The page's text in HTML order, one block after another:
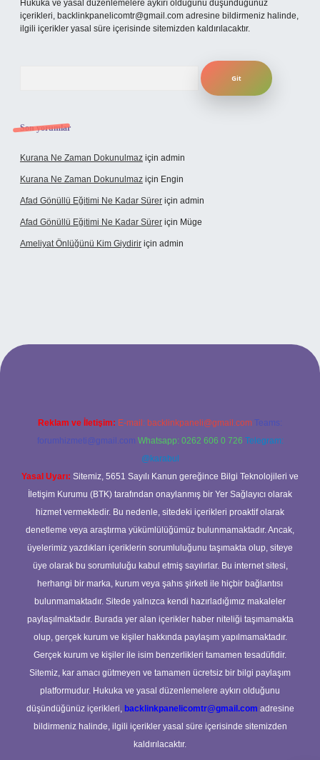
Hukuka ve yasal düzenlemelere aykırı olduğunu düşündüğünüz
içerikleri, backlinkpanelicomtr@gmail.com adresine bildirmeniz halinde,
ilgili içerikler yasal süre içerisinde sitemizden kaldırılacaktır.
Son yorumlar
Kurana Ne Zaman Dokunulmaz için admin
Kurana Ne Zaman Dokunulmaz için Engin
Afad Gönüllü Eğitimi Ne Kadar Sürer için admin
Afad Gönüllü Eğitimi Ne Kadar Sürer için Müge
Ameliyat Önlüğünü Kim Giydirir için admin
giriş
Reklam ve İletişim: E-mail: backlinkpaneli@gmail.com Teams:
forumhizmeti@gmail.com Whatsapp: 0262 606 0 726 Telegram:
@karabul
Yasal Uyarı: Sitemiz, 5651 Sayılı Kanun gereğince Bilgi Teknolojileri ve
İletişim Kurumu (BTK) tarafından onaylanmış bir Yer Sağlayıcı olarak
hizmet vermektedir. Bu nedenle, sitedeki içerikleri proaktif olarak
denetleme veya araştırma yükümlülüğümüz bulunmamaktadır. Ancak,
üyelerimiz yazdıkları içeriklerin sorumluluğunu taşımakta olup, siteye
üye olarak bu sorumluluğu kabul etmiş sayılırlar. Bu internet sitesi,
herhangi bir marka, kurum veya şahıs şirketi ile hiçbir bağlantısı
bulunmamaktadır. Sitede yalnızca kendi hazırladığımız makaleler
paylaşılmaktadır. Burada yer alan içerikler haber niteliği taşımamakta
olup, gerçek kurum ve kişiler hakkında paylaşım yapılmamaktadır.
Gerçek kurum ve kişiler ile isim benzerlikleri tamamen tesadüfidir.
Sitemiz, kar amacı gütmeyen ve tamamen ücretsiz bir bilgi paylaşım
platformudur. Hukuka ve yasal düzenlemelere aykırı olduğunu
düşündüğünüz içerikleri, backlinkpanelicomtr@gmail.com adresine
bildirmeniz halinde, ilgili içerikler yasal süre içerisinde sitemizden
kaldırılacaktır.